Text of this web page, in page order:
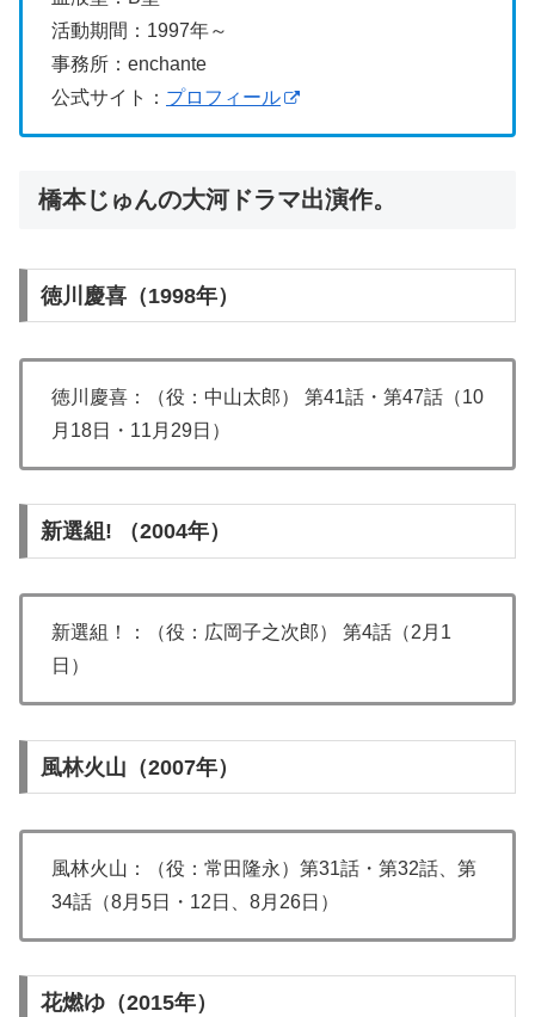
活動期間：1997年～
事務所：enchante
公式サイト： プロフィール
橋本じゅんの大河ドラマ出演作。
徳川慶喜（1998年）
徳川慶喜：（役：中山太郎） 第41話・第47話（10
月18日・11月29日）
新選組! （2004年）
新選組！：（役：広岡子之次郎） 第4話（2月1
日）
風林火山（2007年）
風林火山：（役：常田隆永）第31話・第32話、第
34話（8月5日・12日、8月26日）
花燃ゆ（2015年）